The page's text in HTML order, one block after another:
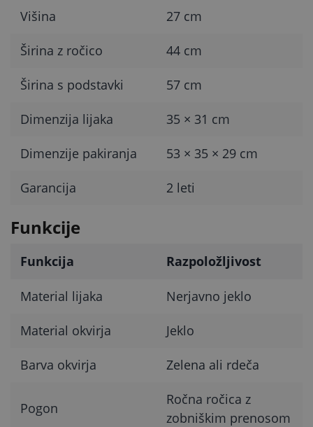
Višina 27 cm
Širina z ročico 44 cm
Širina s podstavki 57 cm
Dimenzija lijaka 35 × 31 cm
Dimenzije pakiranja 53 × 35 × 29 cm
Garancija 2 leti
Funkcije
Funkcija Razpoložljivost
Material lijaka Nerjavno jeklo
Material okvirja Jeklo
Barva okvirja Zelena ali rdeča
Pogon
Ročna ročica z
zobniškim prenosom